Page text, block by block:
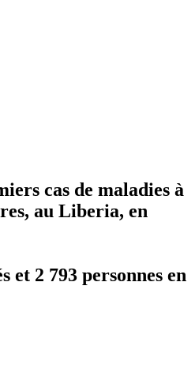
cas de maladies à
au Liberia, en
et 2 793 personnes en